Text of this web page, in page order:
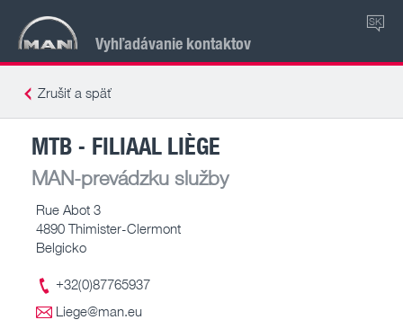
Vyhľadávanie kontaktov
SK
Zrušiť a späť
MTB - FILIAAL LIÈGE
MAN-prevádzku služby
Rue Abot 3
4890 Thimister-Clermont
Belgicko
+32(0)87765937
Liege@man.eu